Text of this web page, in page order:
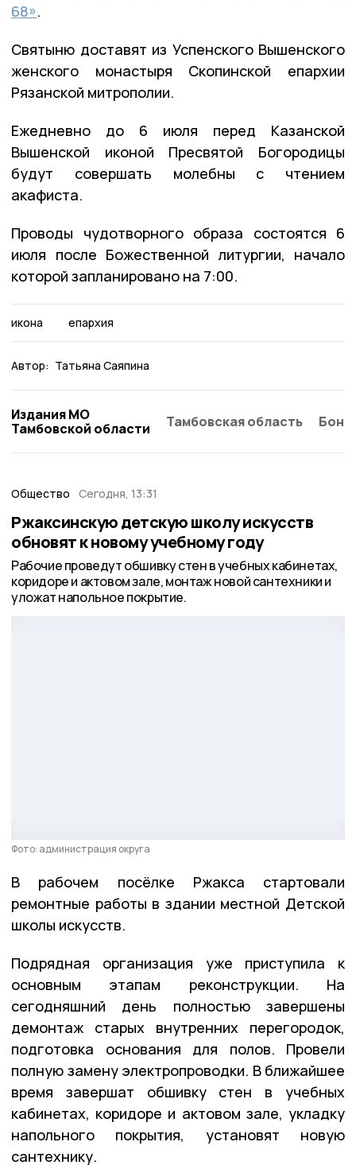
68».
Святыню доставят из Успенского Вышенского
женского монастыря Скопинской епархии
Рязанской митрополии.
Ежедневно до 6 июля перед Казанской
Вышенской иконой Пресвятой Богородицы
будут совершать молебны с чтением
акафиста.
Проводы чудотворного образа состоятся 6
июля после Божественной литургии, начало
которой запланировано на 7:00.
икона епархия
Автор: Татьяна Саяпина
Издания МО
Тамбовской области
Тамбовская область
Общество Сегодня, 13:31
Ржаксинскую детскую школу искусств
обновят к новому учебному году
Рабочие проведут обшивку стен в учебных кабинетах,
коридоре и актовом зале, монтаж новой сантехники и
уложат напольное покрытие.
Фото: администрация округа
В рабочем посёлке Ржакса стартовали
ремонтные работы в здании местной Детской
школы искусств.
Подрядная организация уже приступила к
основным этапам реконструкции. На
сегодняшний день полностью завершены
демонтаж старых внутренних перегородок,
подготовка основания для полов. Провели
полную замену электропроводки. В ближайшее
время завершат обшивку стен в учебных
кабинетах, коридоре и актовом зале, укладку
напольного покрытия, установят новую
сантехнику.